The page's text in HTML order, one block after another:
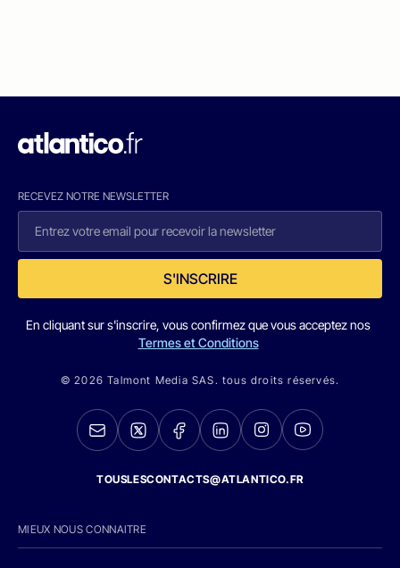
RECEVEZ NOTRE NEWSLETTER
S'INSCRIRE
En cliquant sur s'inscrire, vous confirmez que vous acceptez nos
Termes et Conditions
© 2026 Talmont Media SAS. tous droits réservés.
TOUSLESCONTACTS@ATLANTICO.FR
MIEUX NOUS CONNAITRE